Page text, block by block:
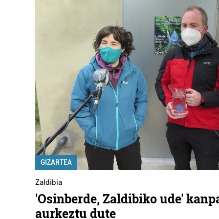
GIZARTEA
Zaldibia
'Osinberde, Zaldibiko ude'
aurkeztu dute